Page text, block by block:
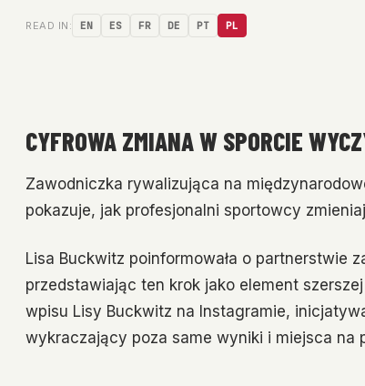
READ IN: EN ES FR DE PT PL
CYFROWA ZMIANA W SPORCIE
Zawodniczka rywalizująca na
pokazuje, jak profesjonalni sportowcy
Lisa Buckwitz poinformowała o partnerstwie
przedstawiając ten krok jako element
wpisu Lisy Buckwitz na Instagramie,
wykraczający poza same wyniki i miejsca na